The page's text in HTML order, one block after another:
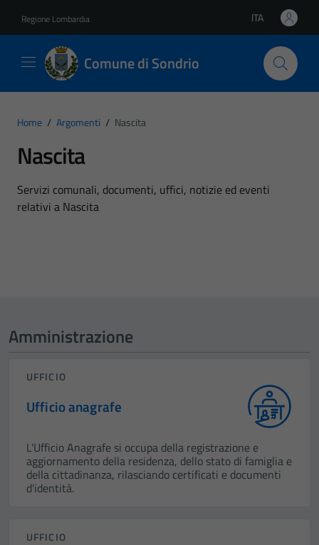
Regione Lombardia Lingua attiva:
ITA
Comune di Sondrio
Home / Argomenti / Nascita
Nascita
Dettagli dell'argomento
Servizi comunali, documenti, uffici, notizie ed eventi
relativi a Nascita
Amministrazione
UFFICIO
Ufficio anagrafe
L'Ufficio Anagrafe si occupa della registrazione e
aggiornamento della residenza, dello stato di famiglia e
della cittadinanza, rilasciando certificati e documenti
d'identità.
UFFICIO